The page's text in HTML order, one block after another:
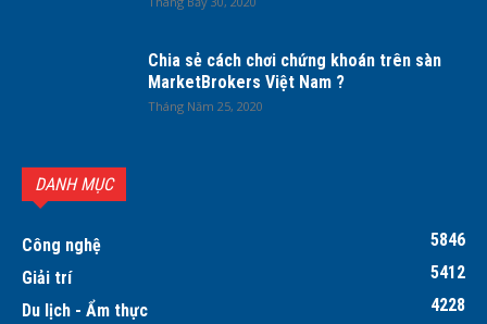
Chia sẻ cách chơi chứng khoán trên sàn
MarketBrokers Việt Nam ?
Tháng Năm 25, 2020
DANH MỤC
Công nghệ
5846
Giải trí
5412
Du lịch - Ẩm thực
4228